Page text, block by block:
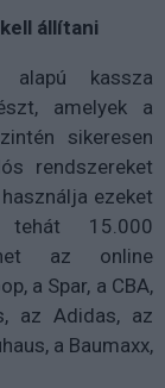
állítani
kassza
amelyek a
sikeresen
rendszereket
ezeket
tehát 15.000
az online
a Spar, a CBA,
az Adidas, az
a Baumaxx,